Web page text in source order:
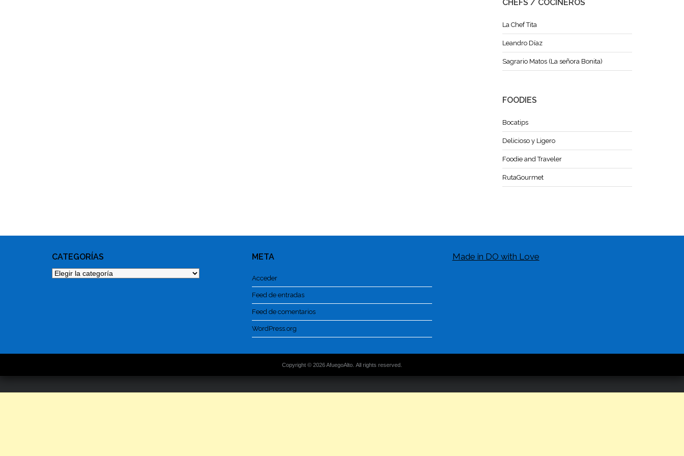
CHEFS / COCINEROS
La Chef Tita
Leandro Díaz
Sagrario Matos (La señora Bonita)
FOODIES
Bocatips
Delicioso y Ligero
Foodie and Traveler
RutaGourmet
CATEGORÍAS
Categorías
META
Acceder
Feed de entradas
Feed de comentarios
WordPress.org
Made in DO with Love
Copyright © 2026 AfuegoAlto. All rights reserved.